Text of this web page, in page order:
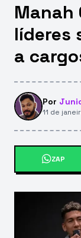
Manah
líderes
a
Por
11 de
ZAP